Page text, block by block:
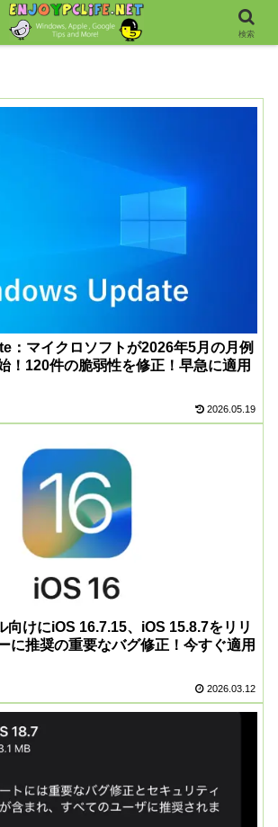
：マイクロソフトが2026年5月の月例
！120件の脆弱性を修正！早急に適用
2026.05.19
けにiOS 16.7.15、iOS 15.8.7をリリ
に推奨の重要なバグ修正！今すぐ適用
2026.03.12
検索